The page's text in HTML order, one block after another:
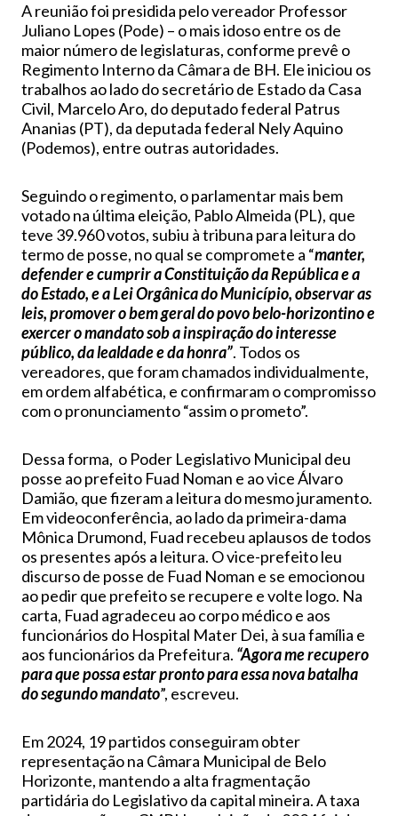
A reunião foi presidida pelo vereador Professor
Juliano Lopes (Pode) – o mais idoso entre os de
maior número de legislaturas, conforme prevê o
Regimento Interno da Câmara de BH. Ele iniciou os
trabalhos ao lado do secretário de Estado da Casa
Civil, Marcelo Aro, do deputado federal Patrus
Ananias (PT), da deputada federal Nely Aquino
(Podemos), entre outras autoridades.
Seguindo o regimento, o parlamentar mais bem
votado na última eleição, Pablo Almeida (PL), que
teve 39.960 votos, subiu à tribuna para leitura do
termo de posse, no qual se compromete a “manter,
defender e cumprir a Constituição da República e a
do Estado, e a Lei Orgânica do Município, observar as
leis, promover o bem geral do povo belo-horizontino e
exercer o mandato sob a inspiração do interesse
público, da lealdade e da honra”. Todos os
vereadores, que foram chamados individualmente,
em ordem alfabética, e confirmaram o compromisso
com o pronunciamento “assim o prometo”.
Dessa forma, o Poder Legislativo Municipal deu
posse ao prefeito Fuad Noman e ao vice Álvaro
Damião, que fizeram a leitura do mesmo juramento.
Em videoconferência, ao lado da primeira-dama
Mônica Drumond, Fuad recebeu aplausos de todos
os presentes após a leitura. O vice-prefeito leu
discurso de posse de Fuad Noman e se emocionou
ao pedir que prefeito se recupere e volte logo. Na
carta, Fuad agradeceu ao corpo médico e aos
funcionários do Hospital Mater Dei, à sua família e
aos funcionários da Prefeitura. “Agora me recupero
para que possa estar pronto para essa nova batalha
do segundo mandato”, escreveu.
Em 2024, 19 partidos conseguiram obter
representação na Câmara Municipal de Belo
Horizonte, mantendo a alta fragmentação
partidária do Legislativo da capital mineira. A taxa